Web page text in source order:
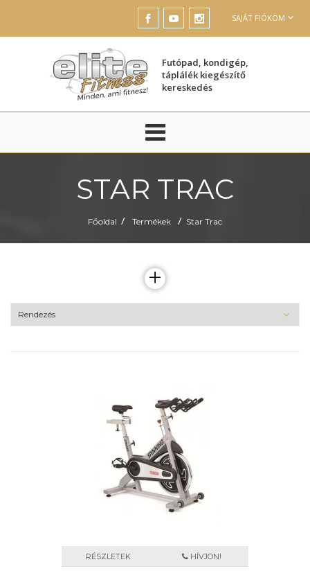
SAJÁT FIÓKOM
Futópad, kondigép,
táplálék kiegészítő
kereskedés
STAR TRAC
Főoldal / Termékek / Star Trac
+
RÉSZLETEK HÍVJON!